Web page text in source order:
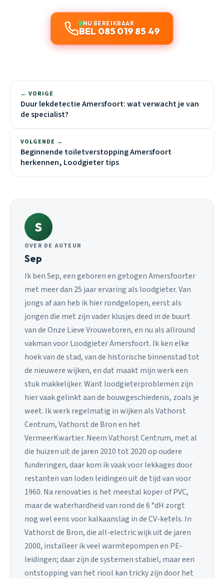
NU BEREIKBAAR
BEL 085 019 85 49
← VORIGE
Duur lekdetectie Amersfoort: wat verwacht je van
de specialist?
VOLGENDE →
Beginnende toiletverstopping Amersfoort
herkennen, Loodgieter tips
S
OVER DE AUTEUR
Sep
Ik ben Sep, een geboren en getogen Amersfoorter
met meer dan 25 jaar ervaring als loodgieter. Van
jongs af aan heb ik hier rondgelopen, eerst als
jongen die met zijn vader klusjes deed in de buurt
van de Onze Lieve Vrouwetoren, en nu als allround
vakman voor Loodgieter Amersfoort. Ik ken elke
hoek van de stad, van de historische binnenstad tot
de nieuwere wijken, en dat maakt mijn werk een
stuk makkelijker. Want loodgieterproblemen zijn
hier vaak gelinkt aan de bouwgeschiedenis, zoals je
weet. Ik werk regelmatig in wijken als Vathorst
Centrum, Vathorst de Bron en het
VermeerKwartier. Neem Vathorst Centrum, met al
die huizen uit de jaren 2010 tot 2020 op oudere
funderingen, daar kom ik vaak voor lekkages door
restanten van loden leidingen uit de tijd van voor
1960. Na renovaties is het meestal koper of PVC,
maar de waterhardheid van rond de 6 °dH zorgt
nog wel eens voor kalkaanslag in de CV-ketels. In
Vathorst de Bron, die all-electric wijk uit de jaren
2000, installeer ik veel warmtepompen en PE-
leidingen; daar zijn de systemen stabiel, maar een
ontstopping van het riool kan tricky zijn door het